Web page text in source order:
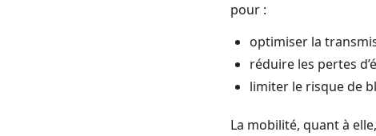
pour :
optimiser la
réduire les pertes
limiter le risque de
La mobilité, quant à